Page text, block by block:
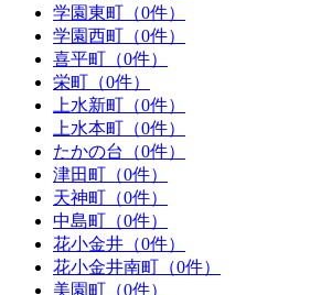
学園東町（0件）
学園西町（0件）
喜平町（0件）
栄町（0件）
上水新町（0件）
上水本町（0件）
たかの台（0件）
津田町（0件）
天神町（0件）
中島町（0件）
花小金井（0件）
花小金井南町（0件）
美園町（0件）